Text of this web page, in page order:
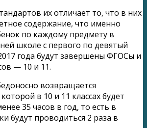
их отличает то, что в них
содержание, что именно
по каждому предмету в
школе с первого по девятый
года будут завершены ФГОСы и
— 10 и 11.
возвращается
в 10 и 11 классах будет
35 часов в год, то есть в
будут проводиться 2 раза в